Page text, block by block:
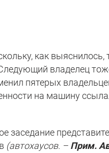
как
владелец
пятерых
на машину
заседание
(автохаусов. – Прим.